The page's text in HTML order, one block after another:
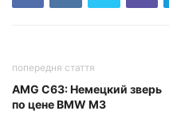
попередня стаття
AMG C63: Немецкий зверь
по цене BMW M3